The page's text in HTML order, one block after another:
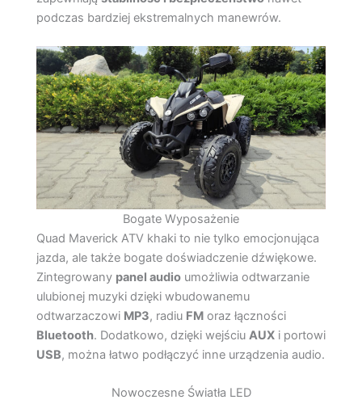
podczas bardziej ekstremalnych manewrów.
Bogate Wyposażenie
Quad Maverick ATV khaki to nie tylko emocjonująca
jazda, ale także bogate doświadczenie dźwiękowe.
Zintegrowany panel audio umożliwia odtwarzanie
ulubionej muzyki dzięki wbudowanemu
odtwarzaczowi MP3, radiu FM oraz łączności
Bluetooth. Dodatkowo, dzięki wejściu AUX i portowi
USB, można łatwo podłączyć inne urządzenia audio.
Nowoczesne Światła LED